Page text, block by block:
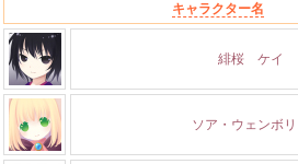
キャラクター名
緋桜 ケイ
ソア・ウェンボ